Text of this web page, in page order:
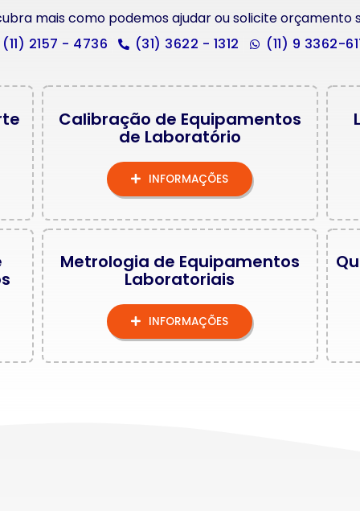
mais como podemos ajudar ou solicite orçamento
(11) 2157 - 4736
(31) 3622 - 1312 (11) 9 3362-
Calibração de Equipamentos
de Laboratório
INFORMAÇÕES
Metrologia de Equipamentos
Laboratoriais
INFORMAÇÕES